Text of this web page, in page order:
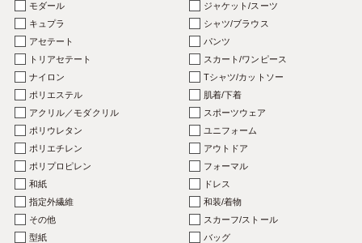
モダール
キュプラ
アセテート
トリアセテート
ナイロン
ポリエステル
アクリル／モダクリル
ポリウレタン
ポリエチレン
ポリプロピレン
和紙
指定外繊維
その他
型紙
ジャケット/スーツ
シャツ/ブラウス
パンツ
スカート/ワンピース
Tシャツ/カットソー
肌着/下着
スポーツウェア
ユニフォーム
アウトドア
フォーマル
ドレス
和装/着物
スカーフ/ストール
バッグ